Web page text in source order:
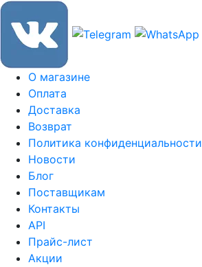
О магазине
Оплата
Доставка
Возврат
Политика конфиденциальности
Новости
Блог
Поставщикам
Контакты
API
Прайс-лист
Акции